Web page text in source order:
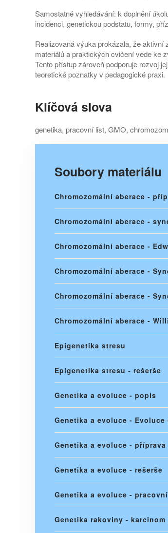
Samostatné vyhledávání: k doplnění
incidenci, genetickou podstatu, formy,
Realizovaná výuka prokázala, že
materiálů a praktických cvičení vede ke
Tento přístup zároveň podporuje rozvoj
teoretické poznatky v pedagogické praxi.
Klíčová slova
genetika, pracovní list, GMO,
Soubory materiálu
Chromozomální aberace -
Chromozomální aberace -
Chromozomální aberace -
Chromozomální aberace -
Chromozomální aberace -
Chromozomální aberace -
Epigenetika stresu
Epigenetika stresu - rešerše
Genetika a evoluce - popis
Genetika a evoluce - Evoluce
Genetika a evoluce - příprava
Genetika a evoluce - rešerše
Genetika a evoluce -
Genetika rakoviny - karcinom